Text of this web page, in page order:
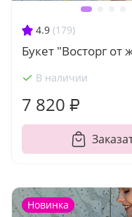
4.9 (179)
Букет "Восторг от
В наличии
7 820 ₽
Новинка